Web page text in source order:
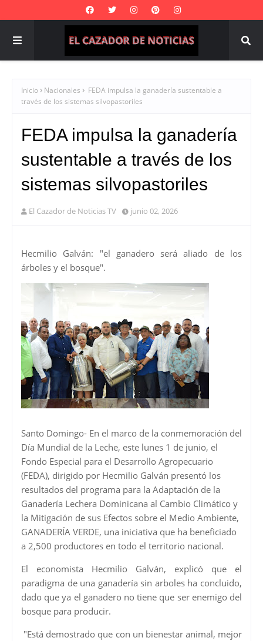
Inicio Nacionales
FEDA impulsa la ganadería sustentable a
través de los sistemas silvopastoriles
FEDA impulsa la ganadería
sustentable a través de los
sistemas silvopastoriles
El Cazador de Noticias TV junio 02, 2026
Hecmilio Galván: "el ganadero será aliado de los
árboles y el bosque".
Santo Domingo- En el marco de la conmemoración del
Día Mundial de la Leche, este lunes 1 de junio, el
Fondo Especial para el Desarrollo Agropecuario
(FEDA), dirigido por Hecmilio Galván presentó los
resultados del programa para la Adaptación de la
Ganadería Lechera Dominicana al Cambio Climático y
la Mitigación de sus Efectos sobre el Medio Ambiente,
GANADERÍA VERDE, una iniciativa que ha beneficiado
a 2,500 productores en todo el territorio nacional.
El economista Hecmilio Galván, explicó que el
paradigma de una ganadería sin arboles ha concluido,
dado que ya el ganadero no tiene que ser enemigo del
bosque para producir.
"Está demostrado que con un bienestar animal, mejor